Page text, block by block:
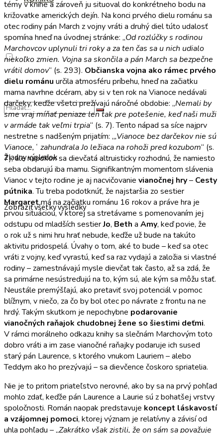
Žiadny výsledok
Zobraziť všetky výsledky
témy v knihe a zároveň ju situoval do konkrétneho bodu na
križovatke amerických dejín. Na konci prvého dielu románu sa
otec rodiny pán March z vojny vráti a druhý diel túto udalosť
spomína hneď na úvodnej stránke: „Od rozlúčky s rodinou
Marchovcov uplynuli tri roky a za ten čas sa u nich udialo
niekoľko zmien. Vojna sa skončila a pán March sa bezpečne
vrátil domov“ (s. 293). Občianska vojna ako rámec prvého
dielu románu určila atmosféru príbehu, hneď na začiatku
mama navrhne dcéram, aby si v ten rok na Vianoce nedávali
darčeky, keďže všetci prežívajú náročné obdobie: „Nemali by
sme vraj míňať peniaze len tak pre potešenie, keď naši muži
v armáde tak veľmi trpia“ (s. 7). Tento nápad sa síce najprv
nestretne s nadšeným prijatím: „,Vianoce bez darčekov nie sú
Vianoce,ʻ zahundrala Jo ležiaca na rohoži pred kozubom“ (s.
7), ale napokon sa dievčatá altruisticky rozhodnú, že namiesto
seba obdarujú iba mamu. Signifikantným momentom slávenia
Vianoc v tejto rodine je aj nacvičovanie vianočnej hry– Cesty
pútnika. Tu treba podotknúť, že najstaršia zo sestier
Margaretmá na začiatku románu 16 rokov a práve hra je
prvou situáciou, v ktorej sa stretávame s pomenovaním jej
odstupu od mladších sestierJo, Beth a Amy, keď povie, že
o rok už s nimi hru hrať nebude, keďže už bude na takúto
aktivitu pridospelá. Úvahy o tom, aké to bude – keď sa otec
vráti z vojny, keď vyrastú, keď sa raz vydajú a založia si vlastné
rodiny – zamestnávajú mysle dievčat tak často, až sa zdá, že
sa primárne nesústreďujú na to, kým sú, ale kým sa môžu stať.
Neustále premýšľajú, ako pretaviť svoj potenciál v pomoc
blížnym, v niečo, za čo by bol otec po návrate z frontu na ne
hrdý. Takým skutkom je nepochybne podarovanie
vianočných raňajok chudobnej žene so šiestimi deťmi.
V rámci morálneho odkazu knihy sa slečnám Marchovým toto
dobro vráti a im zase vianočné raňajky podaruje ich sused
starý pán Laurence, s ktorého vnukom Lauriem – alebo
Teddym ako ho prezývajú – sa dievčence čoskoro spriatelia.
Nie je to pritom priateľstvo nerovné, ako by sa na prvý pohľad
mohlo zdať, keďže pán Laurence a Laurie sú z bohatšej vrstvy
spoločnosti. Román naopak predstavuje koncept láskavostí
a vzájomnej pomoci, ktorej význam je relatívny a závisí od
uhla pohľadu – „Zakrátko však zistili, že on sám sa považuje